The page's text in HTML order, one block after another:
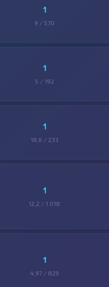
1
9 / 570
1
5 / 192
1
18,6 / 233
1
12,2 / 1 018
1
4,97 / 829